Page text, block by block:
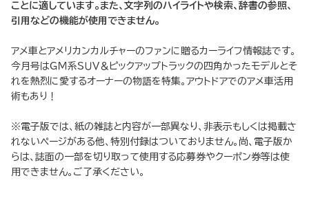
ことに適しています。また、文字列のハイライトや検索、辞書の参照、
引用などの機能が使用できません。
アメ車とアメリカンカルチャーのファンに贈るカーライフ情報誌です。
今月号はＧＭ系ＳＵＶ＆ピックアップトラックの四角かったモデルとそ
れを熱烈に愛するオーナーの物語を特集。アウトドアでのアメ車活用
術もあり！
※電子版では、紙の雑誌と内容が一部異なり、非表示もしくは掲載さ
れないページがある他、特別付録はついておりません。尚、電子版か
らは、誌面の一部を切り取って使用する応募券やクーポン券等は使
用できません。ご了承ください。